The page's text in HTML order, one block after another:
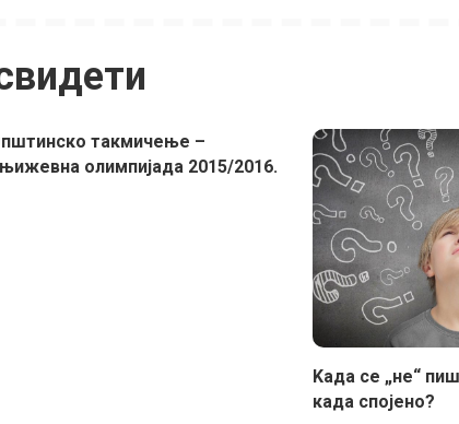
такмичење –
олимпијада 2015/2016.
Kада се „не“
када спојено?